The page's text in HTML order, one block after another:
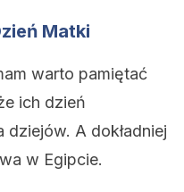
Matki
warto pamiętać
ich dzień
A dokładniej
w Egipcie.